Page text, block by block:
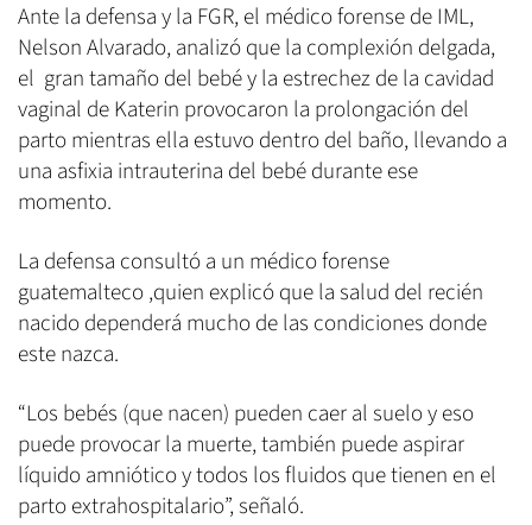
Ante la defensa y la FGR, el médico forense de IML,
Nelson Alvarado, analizó que la complexión delgada,
el gran tamaño del bebé y la estrechez de la cavidad
vaginal de Katerin provocaron la prolongación del
parto mientras ella estuvo dentro del baño, llevando a
una asfixia intrauterina del bebé durante ese
momento.
La defensa consultó a un médico forense
guatemalteco ,quien explicó que la salud del recién
nacido dependerá mucho de las condiciones donde
este nazca.
“Los bebés (que nacen) pueden caer al suelo y eso
puede provocar la muerte, también puede aspirar
líquido amniótico y todos los fluidos que tienen en el
parto extrahospitalario”, señaló.